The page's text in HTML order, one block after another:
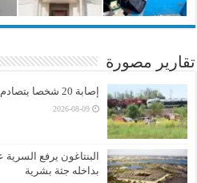
تقارير مصورة
إصابة 20 شخصا بتصادم قطارين في كرواتيا
2026-08-09
البنتاغون يرفع
بداخله جثة بشرية